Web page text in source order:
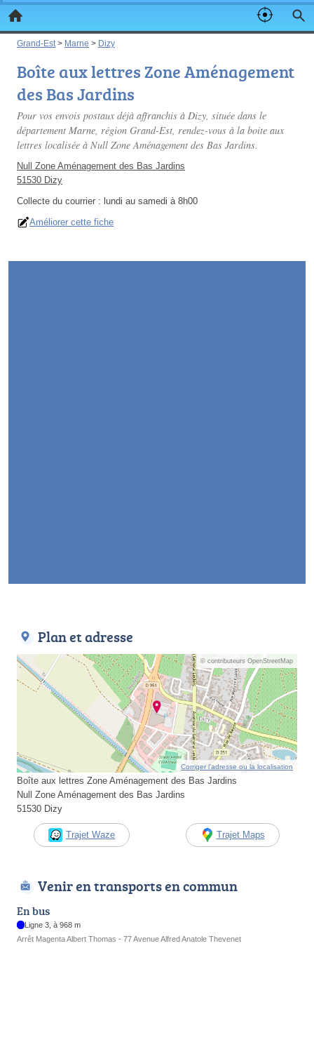
Grand-Est > Marne > Dizy
Boîte aux lettres Zone Aménagement
des Bas Jardins
Pour vos envois postaux déjà affranchis à Dizy, située dans le
département Marne, région Grand-Est, rendez-vous à la boite aux
lettres localisée à Null Zone Aménagement des Bas Jardins.
Null Zone Aménagement des Bas Jardins
51530 Dizy
Collecte du courrier : lundi au samedi à 8h00
Améliorer cette fiche
Plan et adresse
© contributeurs OpenStreetMap
Corriger l’adresse ou la localisation
Boîte aux lettres Zone Aménagement des Bas Jardins
Null Zone Aménagement des Bas Jardins
51530 Dizy
Trajet Waze Trajet Maps
Venir en transports en commun
En bus
Ligne 3, à 968 m
Arrêt Magenta Albert Thomas - 77 Avenue Alfred Anatole Thevenet